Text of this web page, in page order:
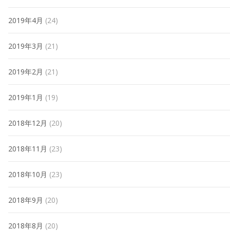
2019年4月 (24)
2019年3月 (21)
2019年2月 (21)
2019年1月 (19)
2018年12月 (20)
2018年11月 (23)
2018年10月 (23)
2018年9月 (20)
2018年8月 (20)